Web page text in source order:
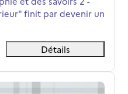
finit par devenir un
Détails
- Dialectiques de la